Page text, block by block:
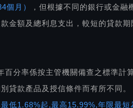
個月）
，但根據不同的銀行或金
金額及總利息支出，較短的貸款
百分率係按主管機關備查之標準計
貸款產品及授信條件而有所不同。
低1.68%起,最高15.99%,年限最